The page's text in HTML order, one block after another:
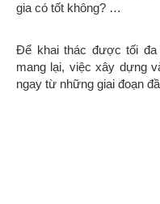
gia có tốt không? …
Để khai thác được tối
mang lại, việc xây dựng
ngay từ những giai đoạn